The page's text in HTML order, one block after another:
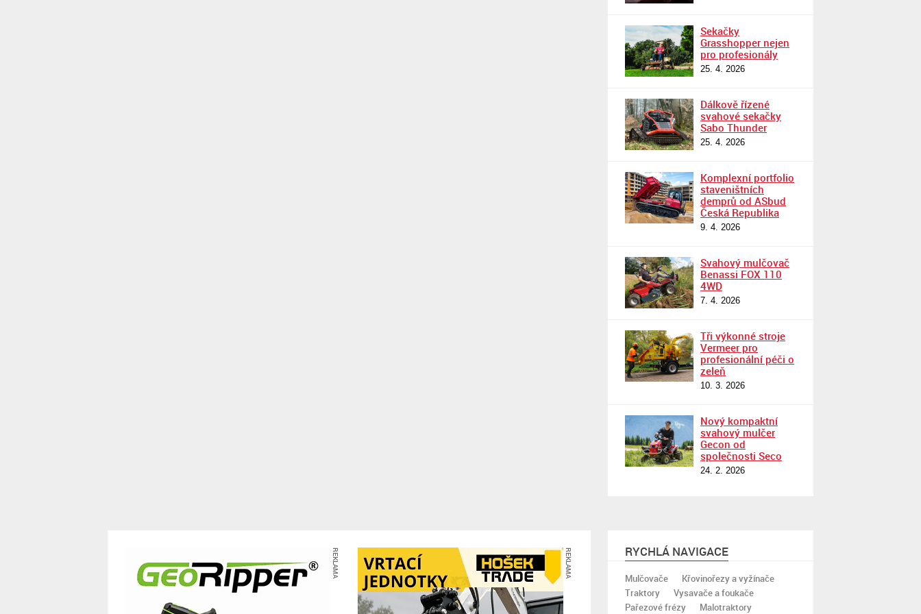
Sekačky
Grasshopper nejen
pro profesionály
25. 4. 2026
Dálkově řízené
svahové sekačky
Sabo Thunder
25. 4. 2026
Komplexní portfolio
staveništních
demprů od ASbud
Česká Republika
9. 4. 2026
Svahový mulčovač
Benassi FOX 110
4WD
7. 4. 2026
Tři výkonné stroje
Vermeer pro
profesionální péči o
zeleň
10. 3. 2026
Nový kompaktní
svahový mulčer
Gecon od
společnosti Seco
24. 2. 2026
REKLAMA REKLAMA RYCHLÁ NAVIGACE
Mulčovače
Křovinořezy a vyžínače
Traktory
Vysavače a foukače
Pařezové frézy
Malotraktory